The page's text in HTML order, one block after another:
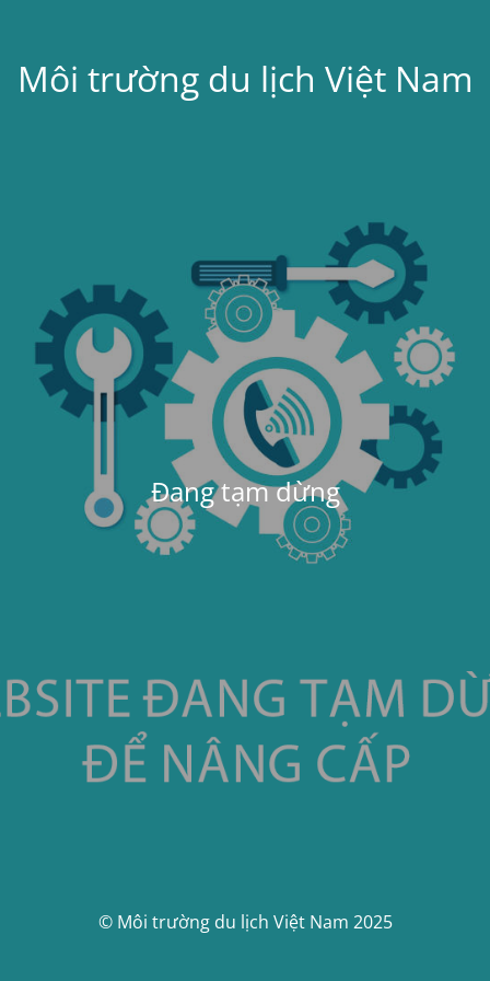
Môi trường du lịch Việt Nam
Đang tạm dừng
© Môi trường du lịch Việt Nam 2025